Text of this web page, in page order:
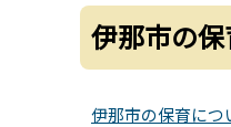
伊那市の
伊那市の保育につ